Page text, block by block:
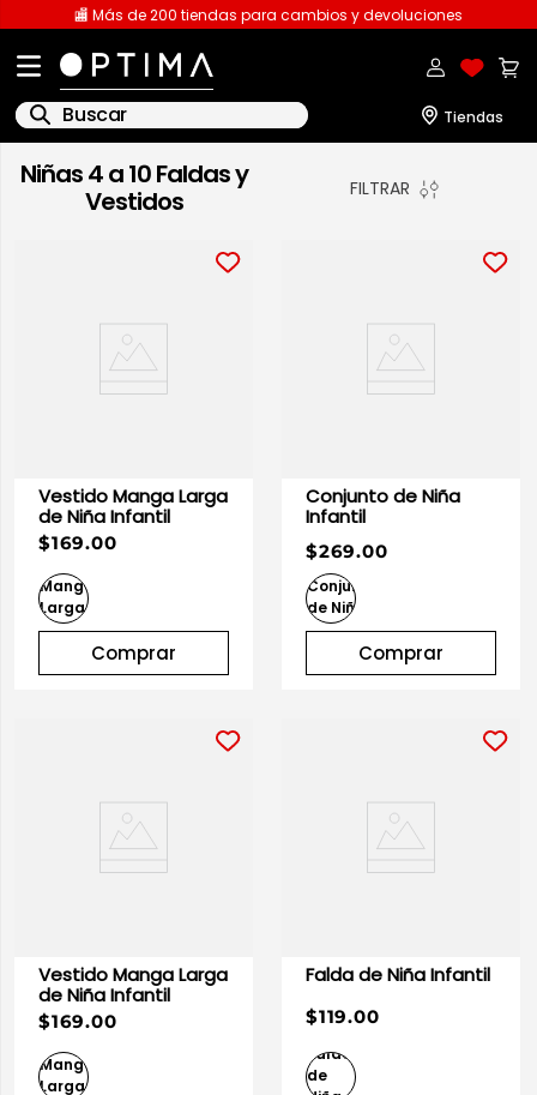
🏬 Más de 200 tiendas para cambios y devoluciones
Buscar
Niñas 4 a 10 Faldas y
Vestidos
FILTRAR
Vestido Manga Larga
de Niña Infantil
$169.00
Comprar
Conjunto de Niña
Infantil
$269.00
Comprar
Vestido Manga Larga
de Niña Infantil
$169.00
Falda de Niña Infantil
$119.00
1.
licencia
sudaderas
pantalones
playera polo
.